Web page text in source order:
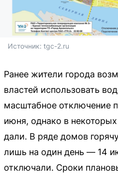
Источник: tgc-2.ru
Ранее жители города
властей использовать
масштабное отключение
июня, однако в
дали. В ряде домов
лишь на один день — 14
отключали. Сроки